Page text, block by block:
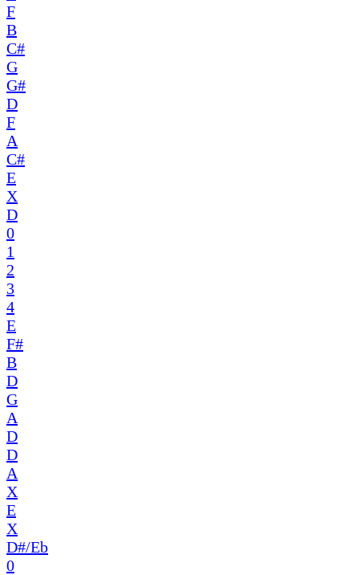
F
B
C#
G
G#
D
F
A
C#
E
X
D
0
1
2
3
4
E
F#
B
D
G
A
D
D
A
X
E
X
D#/Eb
0